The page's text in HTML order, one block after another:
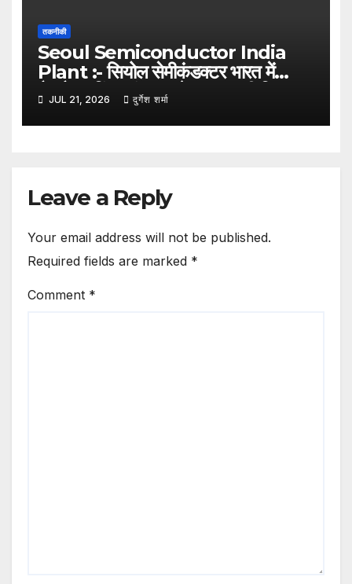
तकनीकी
Seoul Semiconductor India
Plant :- सियोल सेमीकंडक्टर भारत में
मैन्युफैक्चरिंग प्लांट लगाने पर कर रही विचार,
कई राज्यों से चल रही बातचीत
JUL 21, 2026 दुर्गेश शर्मा
Leave a Reply
Your email address will not be published.
Required fields are marked *
Comment *